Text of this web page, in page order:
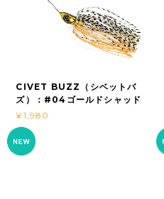
CIVET BUZZ（シベットバ
ズ）：#04ゴールドシャッド
¥1,980